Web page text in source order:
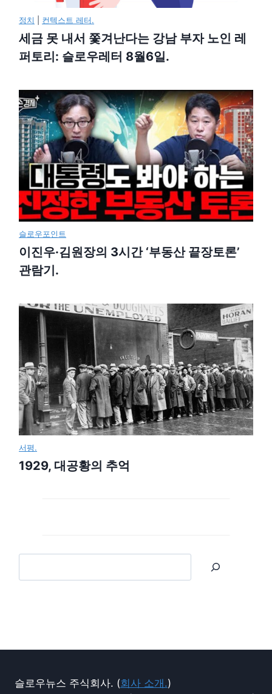
정치 컨텍스트 레터.
세금 못 내서 쫓겨난다는 강남 부자 노인 레
퍼토리: 슬로우레터 8월6일.
슬로우포인트
이진우·김원장의 3시간 ‘부동산 끝장토론’
관람기.
서평.
1929, 대공황의 추억
슬로우뉴스 주식회사. (회사 소개.)